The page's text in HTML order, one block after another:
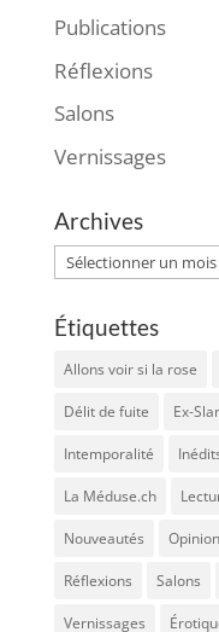
Publications
Réflexions
Salons
Vernissages
Archives
Archives
Étiquettes
Allons voir si la rose
Délit de fuite Ex-
Intemporalité
La Méduse.ch
Nouveautés
Réflexions Salons
Vernissages